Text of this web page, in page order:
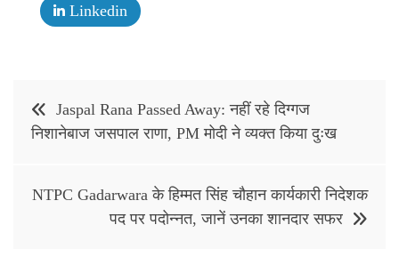
Linkedin
navigation
Jaspal Rana Passed Away: नहीं रहे दिग्गज
निशानेबाज जसपाल राणा, PM मोदी ने व्यक्त किया दुःख
NTPC Gadarwara के हिम्मत सिंह चौहान कार्यकारी निदेशक
पद पर पदोन्नत, जानें उनका शानदार सफर